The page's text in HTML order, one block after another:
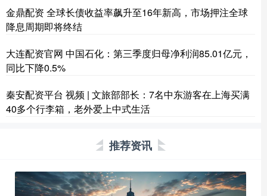
金鼎配资 全球长债收益率飙升至16年新高，市场押注全球
降息周期即将终结
大连配资官网 中国石化：第三季度归母净利润85.01亿元，
同比下降0.5%
秦安配资平台 视频 | 文旅部部长：7名中东游客在上海买满
40多个行李箱，老外爱上中式生活
推荐资讯